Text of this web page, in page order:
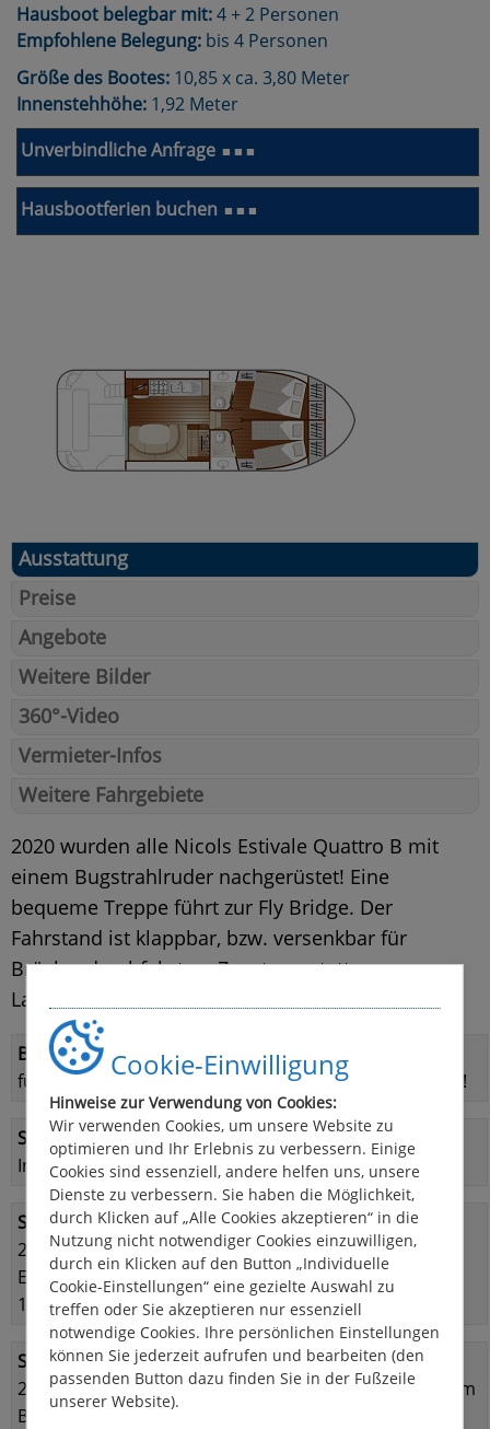
Cookie-Einwilligung
Hinweise zur Verwendung von Cookies:
Wir verwenden Cookies, um unsere Website zu
optimieren und Ihr Erlebnis zu verbessern. Einige
Cookies sind essenziell, andere helfen uns, unsere
Dienste zu verbessern. Sie haben die Möglichkeit,
durch Klicken auf „Alle Cookies akzeptieren“ in die
Nutzung nicht notwendiger Cookies einzuwilligen,
durch ein Klicken auf den Button „Individuelle
Cookie-Einstellungen“ eine gezielte Auswahl zu
treffen oder Sie akzeptieren nur essenziell
notwendige Cookies. Ihre persönlichen Einstellungen
können Sie jederzeit aufrufen und bearbeiten (den
passenden Button dazu finden Sie in der Fußzeile
unserer Website).
Hausboot belegbar mit:4 + 2 Personen
Empfohlene Belegung: bis 4 Personen
Größe des Bootes: 10,85 x ca. 3,80 Meter
Innenstehhöhe: 1,92 Meter
Unverbindliche Anfrage ■ ■ ■
Hausbootferien buchen ■ ■ ■
Ausstattung
Preise
Angebote
Weitere Bilder
360°-Video
Vermieter-Infos
Weitere Fahrgebiete
2020 wurden alle Nicols Estivale Quattro B mit
einem Bugstrahlruder nachgerüstet! Eine
bequeme Treppe führt zur Fly Bridge. Der
Fahrstand ist klappbar, bzw. versenkbar für
Brückendurchfahrten. Zusatzausstattung:
Landanschluss und Badeleiter
Bootsführerschein:
führerscheinfrei! Bootsführerschein nicht erforderlich!
Steuerstand:
Innen- und Außensteuerstand
Schlafmöglichkeiten:
2 Kabinen im Bug mit Doppelbetten (umbaubar als
Einzelbetten)
1 Doppelbett umbaubar im Salon
Sanitäreinrichtung:
2 x Dusche, Handwaschbecken und elektrischem WC im
Bug